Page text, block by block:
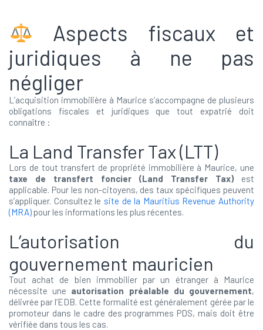
Aspects fiscaux et
juridiques à ne pas
négliger
L’acquisition immobilière à Maurice s’accompagne de plusieurs
obligations fiscales et juridiques que tout expatrié doit
connaître :
La Land Transfer Tax (LTT)
Lors de tout transfert de propriété immobilière à Maurice, une
taxe de transfert foncier (Land Transfer Tax) est
applicable. Pour les non-citoyens, des taux spécifiques peuvent
s’appliquer. Consultez le site de la Mauritius Revenue Authority
(MRA) pour les informations les plus récentes.
L’autorisation du
gouvernement mauricien
Tout achat de bien immobilier par un étranger à Maurice
nécessite une autorisation préalable du gouvernement,
délivrée par l’EDB. Cette formalité est généralement gérée par le
promoteur dans le cadre des programmes PDS, mais doit être
vérifiée dans tous les cas.